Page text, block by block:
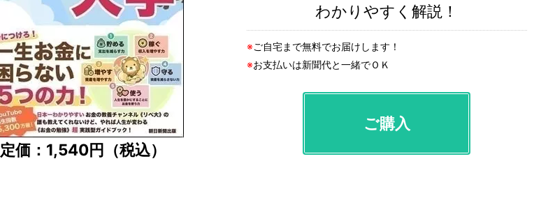
定価：1,540円（税込）
わかりやすく解説！
※ご自宅まで無料でお届けします！
※お支払いは新聞代と一緒でＯＫ
ご購入